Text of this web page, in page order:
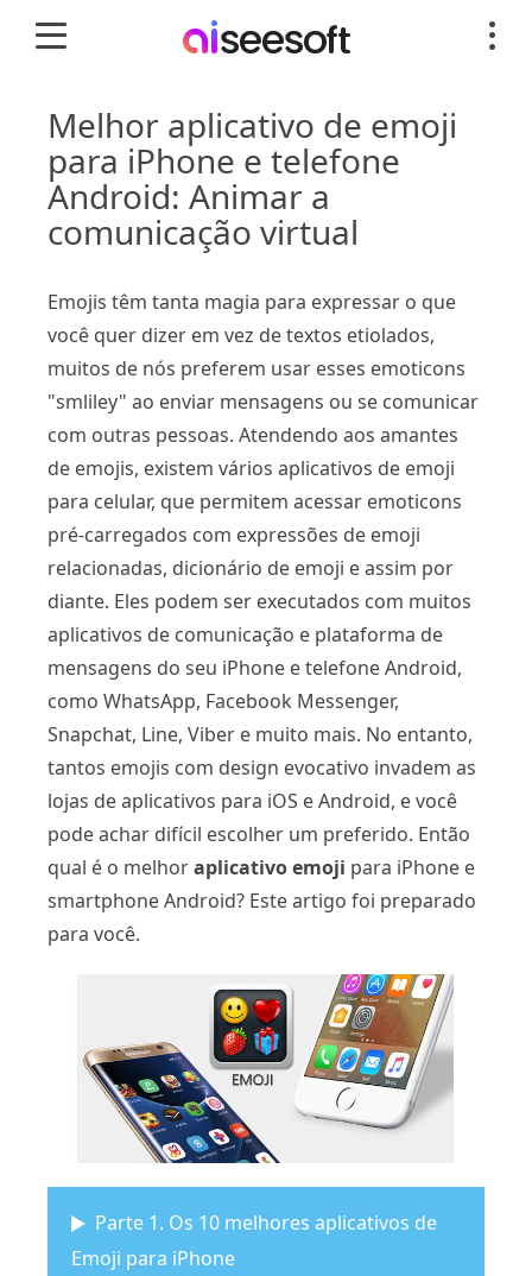
Melhor aplicativo de emoji
para iPhone e telefone
Android: Animar a
comunicação virtual
Emojis têm tanta magia para expressar o que
você quer dizer em vez de textos etiolados,
muitos de nós preferem usar esses emoticons
"smliley" ao enviar mensagens ou se comunicar
com outras pessoas. Atendendo aos amantes
de emojis, existem vários aplicativos de emoji
para celular, que permitem acessar emoticons
pré-carregados com expressões de emoji
relacionadas, dicionário de emoji e assim por
diante. Eles podem ser executados com muitos
aplicativos de comunicação e plataforma de
mensagens do seu iPhone e telefone Android,
como WhatsApp, Facebook Messenger,
Snapchat, Line, Viber e muito mais. No entanto,
tantos emojis com design evocativo invadem as
lojas de aplicativos para iOS e Android, e você
pode achar difícil escolher um preferido. Então
qual é o melhoraplicativo emoji para iPhone e
smartphone Android? Este artigo foi preparado
para você.
Parte 1. Os 10 melhores aplicativos de
Emoji para iPhone